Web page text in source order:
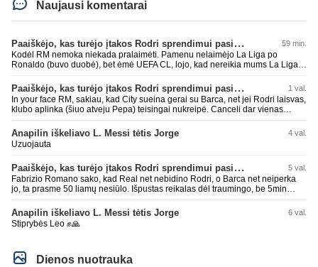
Naujausi komentarai
Paaiškėjo, kas turėjo įtakos Rodri sprendimui pasirinkti Barselonos pusę 59 min.
Kodėl RM nemoka niekada pralaimėti. Pamenu nelaimėjo La Liga po
Ronaldo (buvo duobė), bet ėmė UEFA CL, lojo, kad nereikia mums La Liga,
laimėti La Liga. Dabar vėl gavo nuo Barcos ir Rodri ateina ne pas juos, vėl
nereikia mums jo, senas ir t.t. Gal davai vyriškai priimkit tuos pralaimėjimus
be kvailų nereikia, nenorim ir t.t.
Paaiškėjo, kas turėjo įtakos Rodri sprendimui pasirinkti Barselonos pusę 1 val.
In your face RM, sakiau, kad City sueina gerai su Barca, net jei Rodri laisvas,
klubo aplinka (šiuo atveju Pepa) teisingai nukreipė. Canceli dar vienas
Super
Anapilin iškeliavo L. Messi tėtis Jorge 4 val.
Uzuojauta
Paaiškėjo, kas turėjo įtakos Rodri sprendimui pasirinkti Barselonos pusę 5 val.
Fabrizio Romano sako, kad Real net nebidino Rodri, o Barca net neiperka
jo, ta prasme 50 liamų nesiūlo. Išpustas reikalas dėl traumingo, be 5min
Anapilin iškeliavo L. Messi tėtis Jorge 6 val.
Stiprybės Leo ✊🙏
Dienos nuotrauka